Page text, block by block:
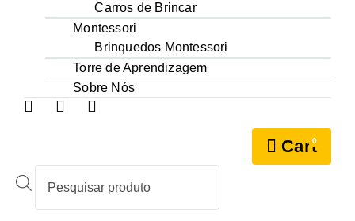
Carros de Brincar
Montessori
Brinquedos Montessori
Torre de Aprendizagem
Sobre Nós
0
Cart
Products
search